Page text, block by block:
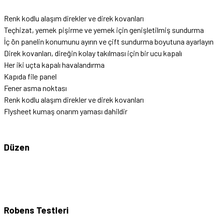
Renk kodlu alaşım direkler ve direk kovanları
Teçhizat, yemek pişirme ve yemek için genişletilmiş sundurma
İç ön panelin konumunu ayırın ve çift sundurma boyutuna ayarlayın
Direk kovanları, direğin kolay takılması için bir ucu kapalı
Her iki uçta kapalı havalandırma
Kapıda file panel
Fener asma noktası
Renk kodlu alaşım direkler ve direk kovanları
Flysheet kumaş onarım yaması dahildir
Düzen
Robens Testleri